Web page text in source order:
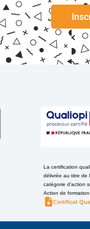
La certification
délivrée au titre de
catégorie d’action
Action de formation.
Certificat